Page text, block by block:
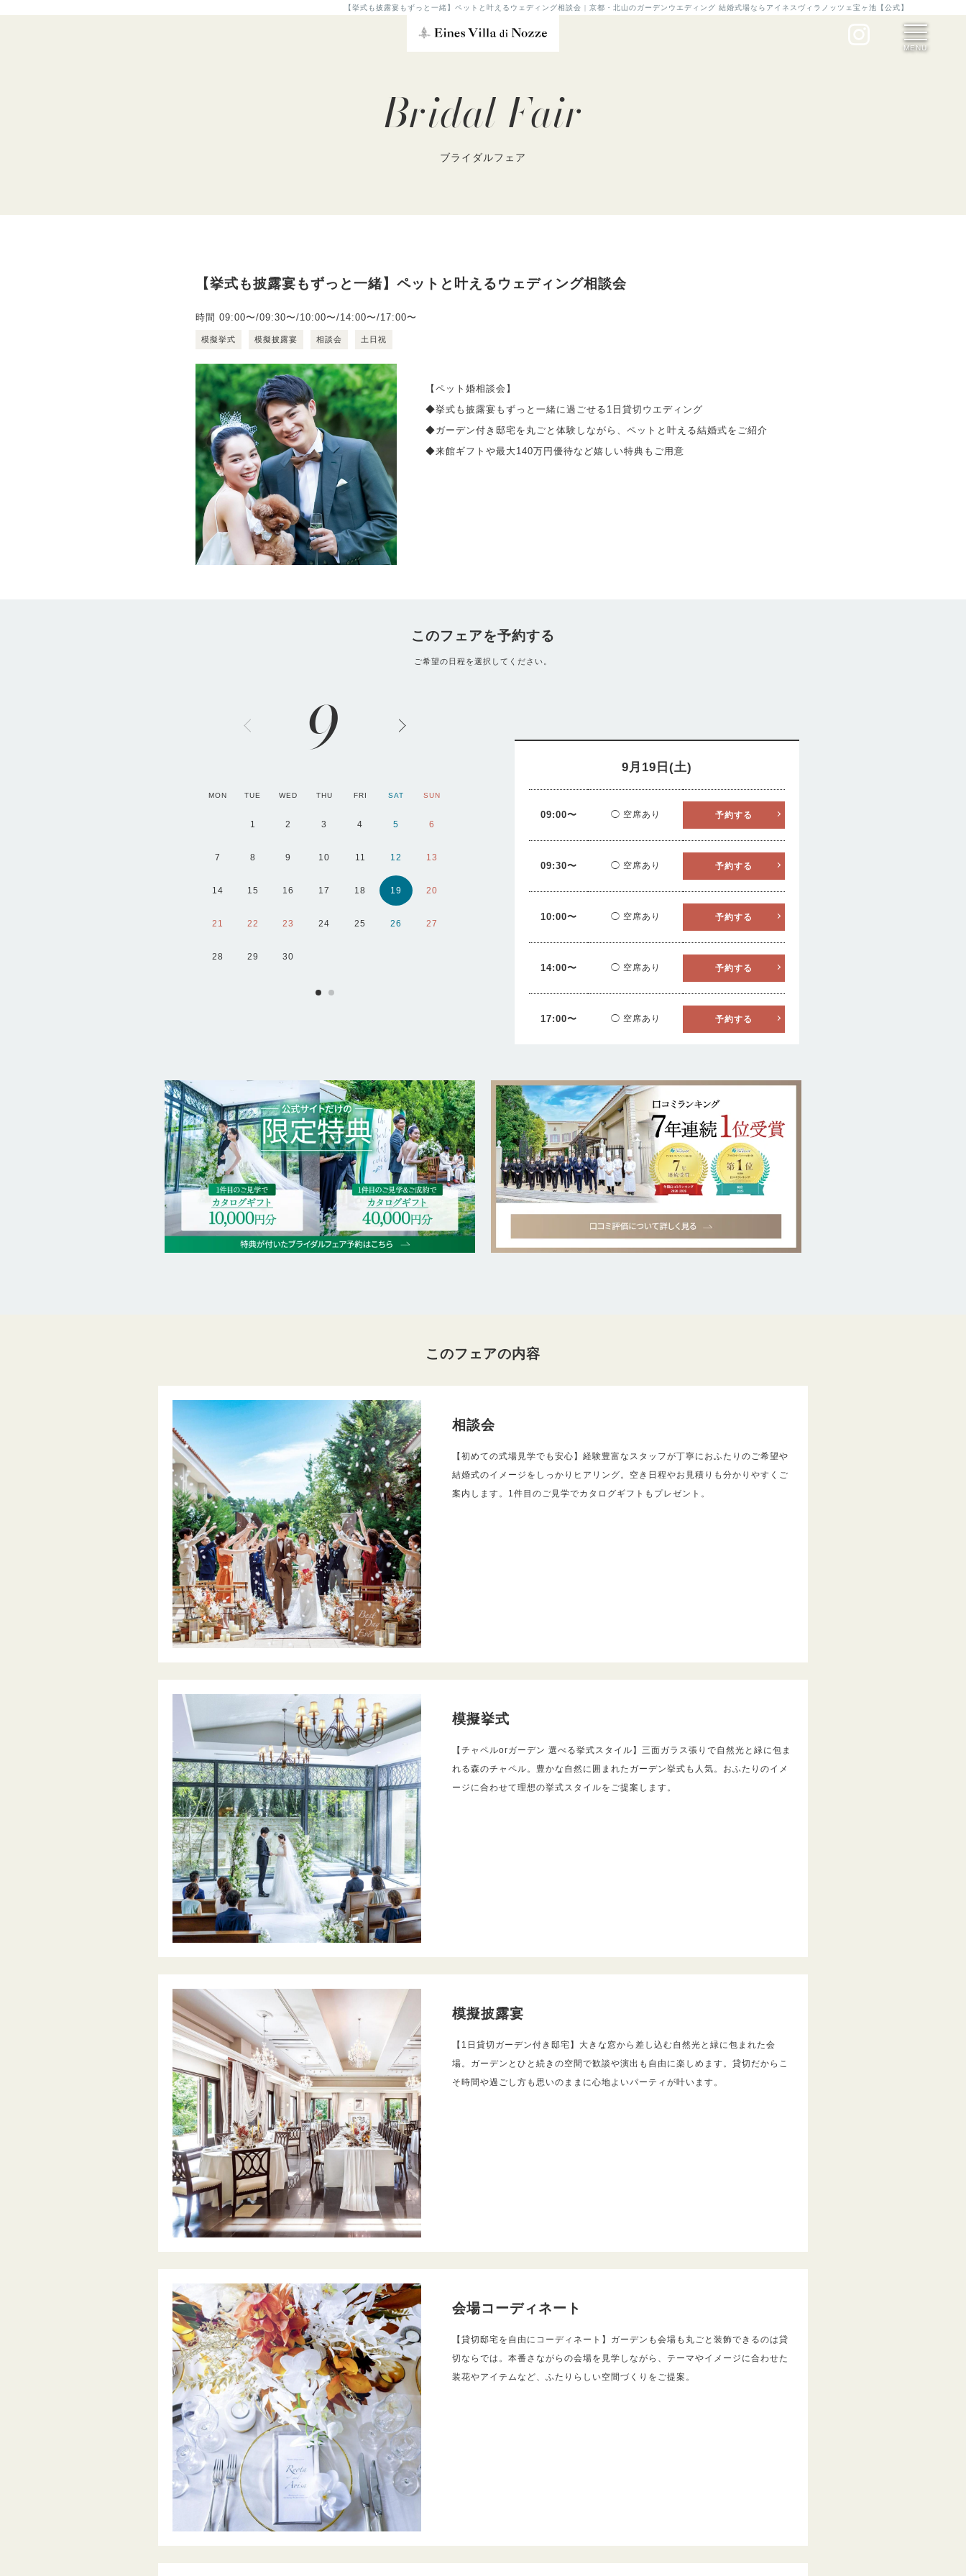
【挙式も披露宴もずっと一緒】ペットと叶えるウェディング相談会 | 京都・北山のガーデンウエディング 結婚式場ならアイネスヴィラノッツェ宝ヶ池【公式】
MENU
Bridal Fair
ブライダルフェア
【挙式も披露宴もずっと一緒】ペットと叶えるウェディング相談会
時間 09:00〜/09:30〜/10:00〜/14:00〜/17:00〜
模擬挙式 模擬披露宴 相談会 土日祝
【ペット婚相談会】
◆挙式も披露宴もずっと一緒に過ごせる1日貸切ウエディング
◆ガーデン付き邸宅を丸ごと体験しながら、ペットと叶える結婚式をご紹介
◆来館ギフトや最大140万円優待など嬉しい特典もご用意
このフェアを予約する
ご希望の日程を選択してください。
9
MON TUE WED THU FRI SAT SUN
1 2 3 4 5 6
7 8 9 10 11 12 13
14 15 16 17 18 19 20
21 22 23 24 25 26 27
28 29 30
10
12 13 14 15 16 17 18
24
30 31
9月19日(土)
09:00〜 ◯ 空席あり 予約する
09:30〜 ◯ 空席あり 予約する
10:00〜 ◯ 空席あり 予約する
14:00〜 ◯ 空席あり 予約する
17:00〜 ◯ 空席あり 予約する
このフェアの内容
相談会
【初めての式場見学でも安心】経験豊富なスタッフが丁寧におふたりのご希望や
結婚式のイメージをしっかりヒアリング。空き日程やお見積りも分かりやすくご
案内します。1件目のご見学でカタログギフトもプレゼント。
模擬挙式
【チャペルorガーデン 選べる挙式スタイル】三面ガラス張りで自然光と緑に包ま
れる森のチャペル。豊かな自然に囲まれたガーデン挙式も人気。おふたりのイメ
ージに合わせて理想の挙式スタイルをご提案します。
模擬披露宴
【1日貸切ガーデン付き邸宅】大きな窓から差し込む自然光と緑に包まれた会
場。ガーデンとひと続きの空間で歓談や演出も自由に楽しめます。貸切だからこ
そ時間や過ごし方も思いのままに心地よいパーティが叶います。
会場コーディネート
【貸切邸宅を自由にコーディネート】ガーデンも会場も丸ごと装飾できるのは貸
切ならでは。本番さながらの会場を見学しながら、テーマやイメージに合わせた
装花やアイテムなど、ふたりらしい空間づくりをご提案。